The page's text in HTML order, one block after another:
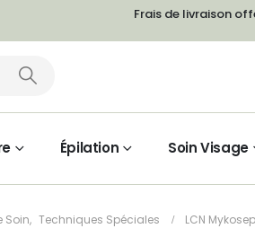
Frais de livraison
Épilation Soin Visage
Soin, Techniques Spéciales LCN